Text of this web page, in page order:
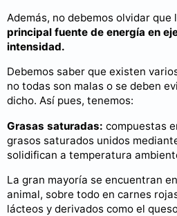
Además, no debemos olvidar que
principal fuente de energía en
intensidad.
Debemos saber que existen
no todas son malas o se deben
dicho. Así pues, tenemos:
Grasas saturadas: compuestas
grasos saturados unidos
solidifican a temperatura
La gran mayoría se encuentran
animal, sobre todo en carnes
lácteos y derivados como el